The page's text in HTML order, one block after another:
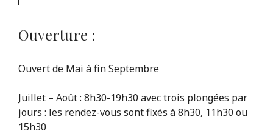
Ouverture :
Ouvert de Mai à fin Septembre
Juillet – Août : 8h30-19h30 avec trois plongées par
jours : les rendez-vous sont fixés à 8h30, 11h30 ou
15h30